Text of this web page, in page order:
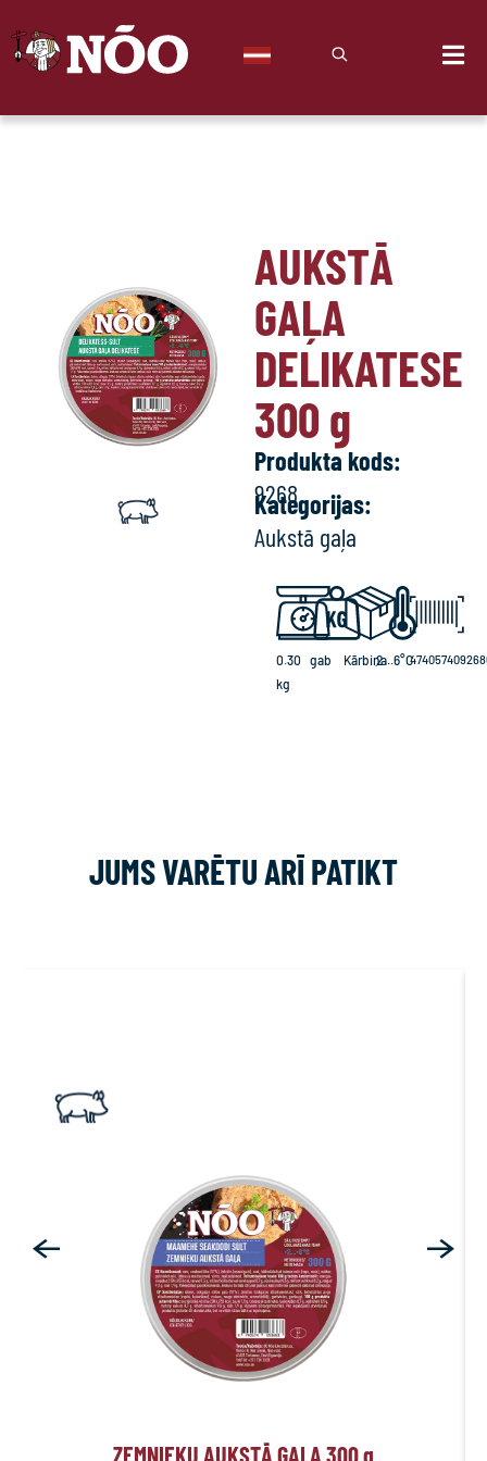
AUKSTĀ
GAĻA
DELIKATESE
300 g
Produkta kods:
9268
Kategorijas:
Aukstā gaļa
0.30
kg
gab Kārbiņa2...6°C
JUMS VARĒTU ARĪ PATIKT
ZEMNIEKU AUKSTĀ GAĻA 300g